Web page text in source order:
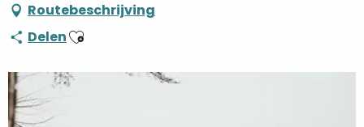
Routebeschrijving
DelenAjouter aux favoris